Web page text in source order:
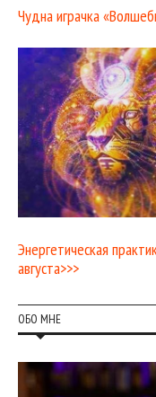
Чудна играчка
Энергетическая
августа>>>
ОБО МНЕ